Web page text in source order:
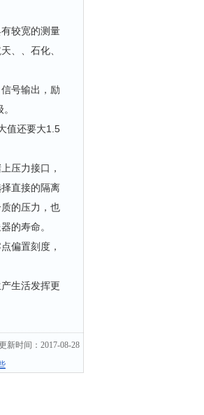
较宽的测量
、、石化、
号输出，励
值还要大1.5
压力接口，
直接的隔离
的压力，也
的寿命。
偏置刻度，
生活发挥更
新时间：2017-08-28